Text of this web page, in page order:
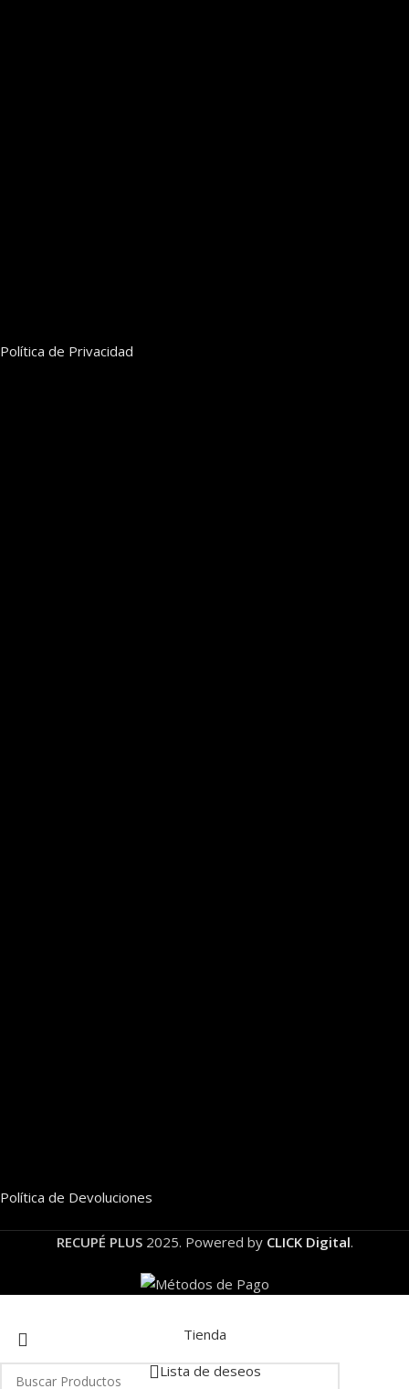
Política de Privacidad
Política de Devoluciones
RECUPÉ PLUS 2025. Powered by CLICK Digital.
Tienda
Lista de deseos